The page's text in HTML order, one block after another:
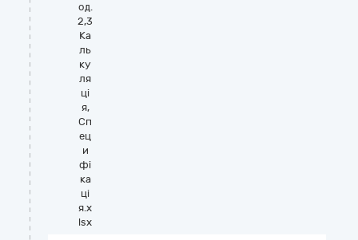
од.
2,3
Ка
ль
ку
ля
ці
я,
Сп
ец
и
фі
ка
ці
я.x
lsx